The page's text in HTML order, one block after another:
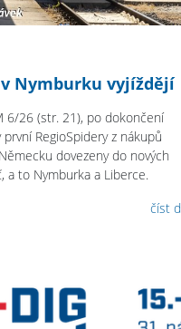
v Nymburku vyjíždějí
6/26 (str. 21), po dokončení
první RegioSpidery z nákupů
dovezeny do nových
a to Nymburka a Liberce.
číst